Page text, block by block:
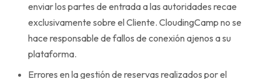
enviar los partes de entrada a las autoridades recae
exclusivamente sobre el Cliente. CloudingCamp no se
hace responsable de fallos de conexión ajenos a su
plataforma.
Errores en la gestión de reservas realizados por el